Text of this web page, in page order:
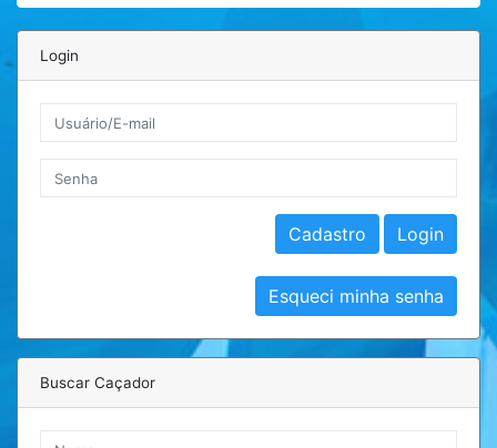
Login
Buscar Caçador